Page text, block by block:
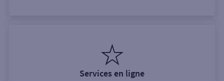
Services en ligne